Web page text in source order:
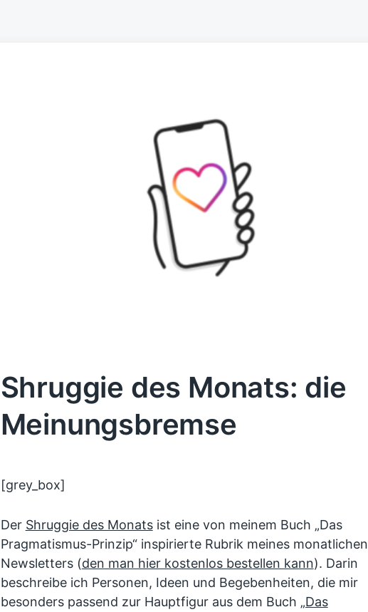
Shruggie des Monats: die
Meinungsbremse
[grey_box]
Der Shruggie des Monatsist eine von meinem Buch „Das
Pragmatismus-Prinzip“ inspirierte Rubrik meines monatlichen
Newsletters (den man hier kostenlos bestellen kann). Darin
beschreibe ich Personen, Ideen und Begebenheiten, die mir
besonders passend zur Hauptfigur aus dem Buch „Das